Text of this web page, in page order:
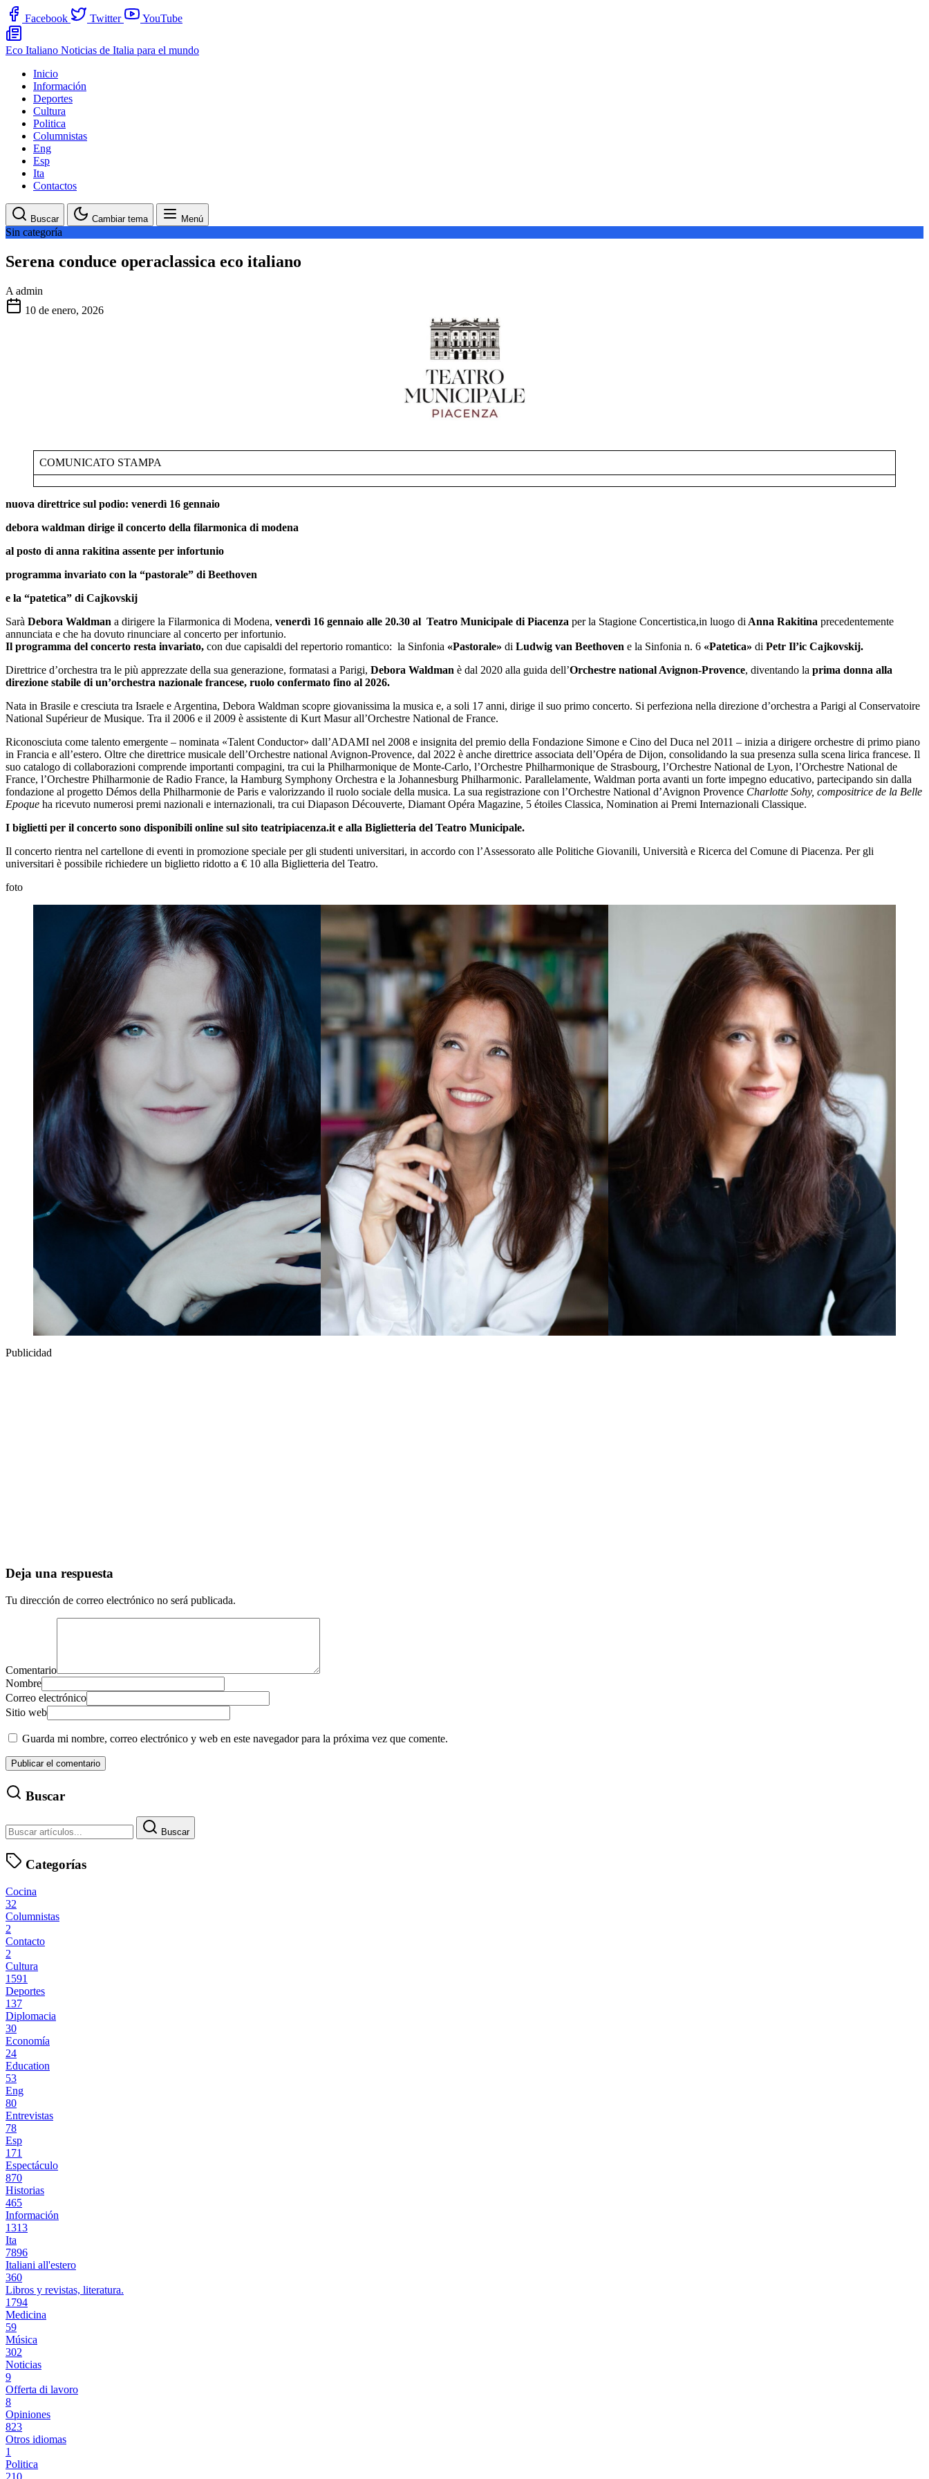
Facebook Twitter YouTube
Eco Italiano Noticias de Italia para el mundo
Inicio
Información
Deportes
Cultura
Politica
Columnistas
Eng
Esp
Ita
Contactos
Buscar Cambiar tema Menú
Sin categoría
Serena conduce operaclassica eco italiano
A admin
10 de enero, 2026
COMUNICATO STAMPA
nuova direttrice sul podio: venerdì 16 gennaio
debora waldman dirige il concerto della filarmonica di modena
al posto di anna rakitina assente per infortunio
programma invariato con la “pastorale” di Beethoven
e la “patetica” di Cajkovskij
Sarà Debora Waldman a dirigere la Filarmonica di Modena, venerdì 16 gennaio alle 20.30 al Teatro Municipale di Piacenza per la Stagione Concertistica,in luogo di Anna Rakitina precedentemente
annunciata e che ha dovuto rinunciare al concerto per infortunio.
Il programma del concerto resta invariato, con due capisaldi del repertorio romantico: la Sinfonia «Pastorale» di Ludwig van Beethoven e la Sinfonia n. 6 «Patetica» di Petr Il’ic Cajkovskij.
Direttrice d’orchestra tra le più apprezzate della sua generazione, formatasi a Parigi, Debora Waldman è dal 2020 alla guida dell’Orchestre national Avignon-Provence, diventando la prima donna alla
direzione stabile di un’orchestra nazionale francese, ruolo confermato fino al 2026.
Nata in Brasile e cresciuta tra Israele e Argentina, Debora Waldman scopre giovanissima la musica e, a soli 17 anni, dirige il suo primo concerto. Si perfeziona nella direzione d’orchestra a Parigi al Conservatoire
National Supérieur de Musique. Tra il 2006 e il 2009 è assistente di Kurt Masur all’Orchestre National de France.
Riconosciuta come talento emergente – nominata «Talent Conductor» dall’ADAMI nel 2008 e insignita del premio della Fondazione Simone e Cino del Duca nel 2011 – inizia a dirigere orchestre di primo piano
in Francia e all’estero. Oltre che direttrice musicale dell’Orchestre national Avignon-Provence, dal 2022 è anche direttrice associata dell’Opéra de Dijon, consolidando la sua presenza sulla scena lirica francese. Il
suo catalogo di collaborazioni comprende importanti compagini, tra cui la Philharmonique de Monte-Carlo, l’Orchestre Philharmonique de Strasbourg, l’Orchestre National de Lyon, l’Orchestre National de
France, l’Orchestre Philharmonie de Radio France, la Hamburg Symphony Orchestra e la Johannesburg Philharmonic. Parallelamente, Waldman porta avanti un forte impegno educativo, partecipando sin dalla
fondazione al progetto Démos della Philharmonie de Paris e valorizzando il ruolo sociale della musica. La sua registrazione con l’Orchestre National d’Avignon Provence Charlotte Sohy, compositrice de la Belle
Epoque ha ricevuto numerosi premi nazionali e internazionali, tra cui Diapason Découverte, Diamant Opéra Magazine, 5 étoiles Classica, Nomination ai Premi Internazionali Classique.
I biglietti per il concerto sono disponibili online sul sito teatripiacenza.it e alla Biglietteria del Teatro Municipale.
Il concerto rientra nel cartellone di eventi in promozione speciale per gli studenti universitari, in accordo con l’Assessorato alle Politiche Giovanili, Università e Ricerca del Comune di Piacenza. Per gli
universitari è possibile richiedere un biglietto ridotto a € 10 alla Biglietteria del Teatro.
foto
Publicidad
Deja una respuesta
Tu dirección de correo electrónico no será publicada.
Comentario
Nombre
Correo electrónico
Sitio web
Guarda mi nombre, correo electrónico y web en este navegador para la próxima vez que comente.
Buscar
Buscar
Categorías
Cocina
32
Columnistas
2
Contacto
2
Cultura
1591
Deportes
137
Diplomacia
30
Economía
24
Education
53
Eng
80
Entrevistas
78
Esp
171
Espectáculo
870
Historias
465
Información
1313
Ita
7896
Italiani all'estero
360
Libros y revistas, literatura.
1794
Medicina
59
Música
302
Noticias
9
Offerta di lavoro
8
Opiniones
823
Otros idiomas
1
Politica
210